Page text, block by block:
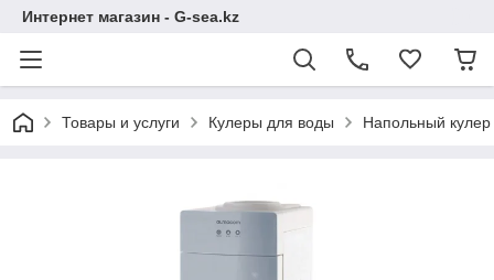
Интернет магазин - G-sea.kz
Товары и услуги Кулеры для воды Напольный